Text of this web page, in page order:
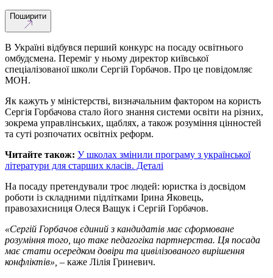
Поширити
В Україні відбувся перший конкурс на посаду освітнього
омбудсмена. Переміг у ньому директор київської
спеціалізованої школи Сергій Горбачов. Про це повідомляє
МОН.
Як кажуть у міністерстві, визначальним фактором на користь
Сергія Горбачова стало його знання системи освіти на різних,
зокрема управлінських, щаблях, а також розуміння цінностей
та суті розпочатих освітніх реформ.
Читайте також: У школах змінили програму з української
літератури для старших класів. Деталі
На посаду претендували троє людей: юристка із досвідом
роботи із складними підлітками Ірина Яковець,
правозахисниця Олеся Ващук і Сергій Горбачов.
«Сергій Горбачов єдиний з кандидатів має сформоване
розуміння того, що таке педагогіка партнерства. Ця посада
має стати осередком довіри та цивілізованого вирішення
конфліктів», – каже Лілія Гриневич.